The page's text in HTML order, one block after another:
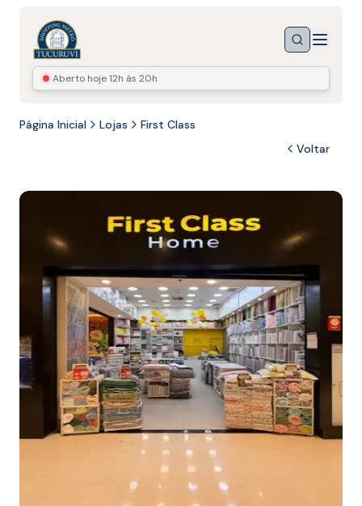
BuscarMenu
Aberto hoje12h às 20h
Página Inicial Lojas
First Class
Voltar